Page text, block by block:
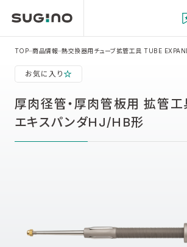
TOP 商品情報 熱交換器用チューブ拡管工具 TUBE
お気に入り
厚肉径管・厚肉管板用 拡管工
エキスパンダHJ/HB形